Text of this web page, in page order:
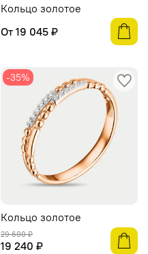
Кольцо золотое
От 19 045 ₽
-35%
Кольцо золотое
29 600 ₽
19 240 ₽